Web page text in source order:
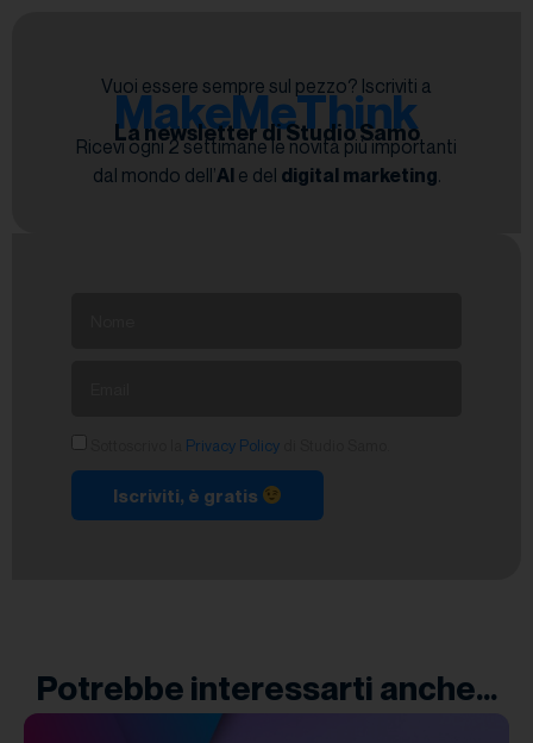
Vuoi essere sempre sul pezzo? Iscriviti a
MakeMeThink
La newsletter di Studio Samo
Ricevi ogni 2 settimane le novità più importanti
dal mondo dell’AI e del digital marketing.
Privacy Policy
Iscriviti, è gratis
Potrebbe interessarti anche...